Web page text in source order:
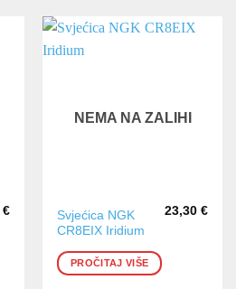
€
NEMA NA ZALIHI
Svjećica NGK
CR8EIX Iridium
23,30 €
PROČITAJ VIŠE